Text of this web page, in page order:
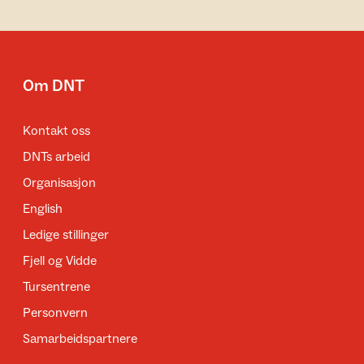
Om DNT
Kontakt oss
DNTs arbeid
Organisasjon
English
Ledige stillinger
Fjell og Vidde
Tursentrene
Personvern
Samarbeidspartnere